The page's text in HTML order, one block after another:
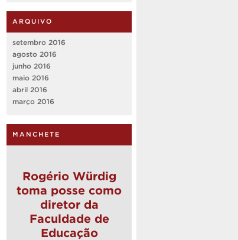
ARQUIVO
setembro 2016
agosto 2016
junho 2016
maio 2016
abril 2016
março 2016
MANCHETE
Rogério Würdig
toma posse como
diretor da
Faculdade de
Educação